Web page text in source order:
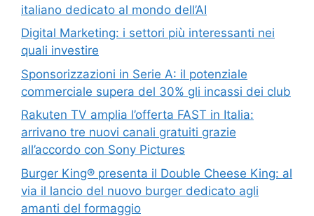
italiano dedicato al mondo dell’AI
Digital Marketing: i settori più interessanti nei
quali investire
Sponsorizzazioni in Serie A: il potenziale
commerciale supera del 30% gli incassi dei club
Rakuten TV amplia l’offerta FAST in Italia:
arrivano tre nuovi canali gratuiti grazie
all’accordo con Sony Pictures
Burger King® presenta il Double Cheese King: al
via il lancio del nuovo burger dedicato agli
amanti del formaggio